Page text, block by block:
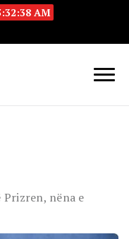
AM
Prizren, nëna e